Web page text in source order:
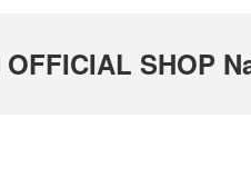
OFFICIAL SHOP